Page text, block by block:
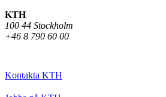
KTH
100 44 Stockholm
+46 8 790 60 00
Kontakta KTH